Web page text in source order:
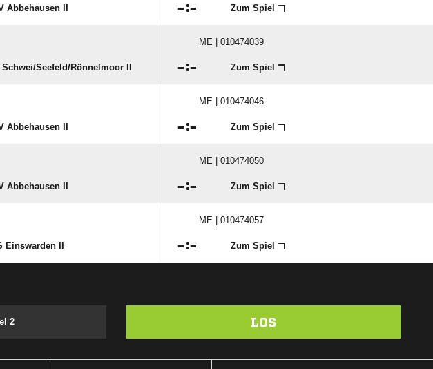
Abbehausen II : Zum Spiel
ME | 010474039
Schwei/​Seefeld/​Rönnelmoor II : Zum Spiel
ME | 010474046
Abbehausen II : Zum Spiel
ME | 010474050
Abbehausen II : Zum Spiel
ME | 010474057
Einswarden II : Zum Spiel
2 LOS